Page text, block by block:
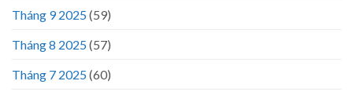
Tháng 9 2025(59)
Tháng 8 2025(57)
Tháng 7 2025(60)